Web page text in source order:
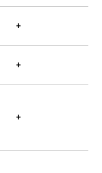
+
+
+